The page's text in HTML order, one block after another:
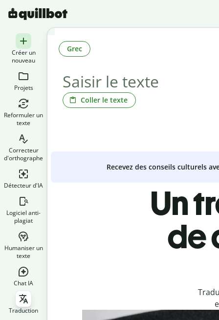
Créer un
nouveau
Projets
Reformuler un
texte
Correcteur
d'orthographe
Détecteur d'IA
Logiciel anti-
plagiat
Humaniser un
texte
Chat IA
Traduction
Coller le texte
Grec
Recevez des conseils culturels
Un
de